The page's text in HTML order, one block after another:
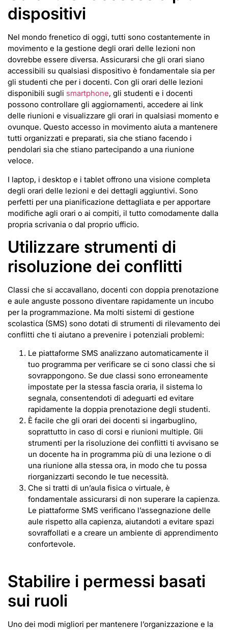
dispositivi
Nel mondo frenetico di oggi, tutti sono costantemente in
movimento e la gestione degli orari delle lezioni non
dovrebbe essere diversa. Assicurarsi che gli orari siano
accessibili su qualsiasi dispositivo è fondamentale sia per
gli studenti che per i docenti. Con gli orari delle lezioni
disponibili sugli smartphone, gli studenti e i docenti
possono controllare gli aggiornamenti, accedere ai link
delle riunioni e visualizzare gli orari in qualsiasi momento e
ovunque. Questo accesso in movimento aiuta a mantenere
tutti organizzati e preparati, sia che stiano facendo i
pendolari sia che stiano partecipando a una riunione
veloce.
I laptop, i desktop e i tablet offrono una visione completa
degli orari delle lezioni e dei dettagli aggiuntivi. Sono
perfetti per una pianificazione dettagliata e per apportare
modifiche agli orari o ai compiti, il tutto comodamente dalla
propria scrivania o dal proprio ufficio.
Utilizzare strumenti di
risoluzione dei conflitti
Classi che si accavallano, docenti con doppia prenotazione
e aule anguste possono diventare rapidamente un incubo
per la programmazione. Ma molti sistemi di gestione
scolastica (SMS) sono dotati di strumenti di rilevamento dei
conflitti che ti aiutano a prevenire i potenziali problemi:
Le piattaforme SMS analizzano automaticamente il
tuo programma per verificare se ci sono classi che si
sovrappongono. Se due classi sono erroneamente
impostate per la stessa fascia oraria, il sistema lo
segnala, consentendoti di adeguarti ed evitare
rapidamente la doppia prenotazione degli studenti.
È facile che gli orari dei docenti si ingarbuglino,
soprattutto in caso di corsi e riunioni multiple. Gli
strumenti per la risoluzione dei conflitti ti avvisano se
un docente ha in programma più di una lezione o di
una riunione alla stessa ora, in modo che tu possa
riorganizzarti secondo le tue necessità.
Che si tratti di un’aula fisica o virtuale, è
fondamentale assicurarsi di non superare la capienza.
Le piattaforme SMS verificano l’assegnazione delle
aule rispetto alla capienza, aiutandoti a evitare spazi
sovraffollati e a creare un ambiente di apprendimento
confortevole.
Stabilire i permessi basati
sui ruoli
Uno dei modi migliori per mantenere l’organizzazione e la